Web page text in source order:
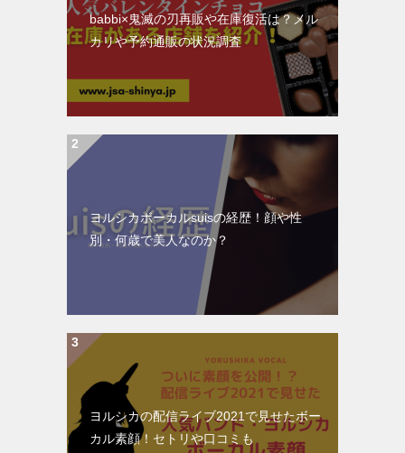
babbi×鬼滅の刃再販や在庫復活は？メル
カリや予約通販の状況調査
ヨルシカボーカルsuisの経歴！顔や性
別・何歳で美人なのか？
ヨルシカの配信ライブ2021で見せたボー
カル素顔！セトリや口コミも